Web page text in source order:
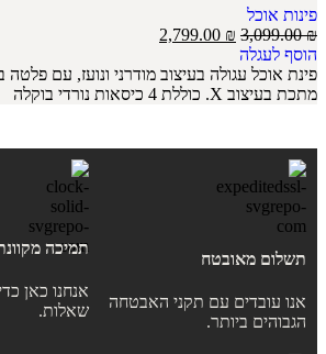
פינות אוכל
3,099.00₪
2,799.00 ₪
הוסף לעגלה
פינת אוכל עגולה בעיצוב מודרני ונועז, עם פלטה
מתכת בעיצוב X. כוללת 4 כיסאות נורדי בוקלה
תשלום מאובטח
אנו עובדים עם תקני האבטחה
הגבוהים ביותר.
תמיכה מקוונת
אנחנו כאן
שאלות.